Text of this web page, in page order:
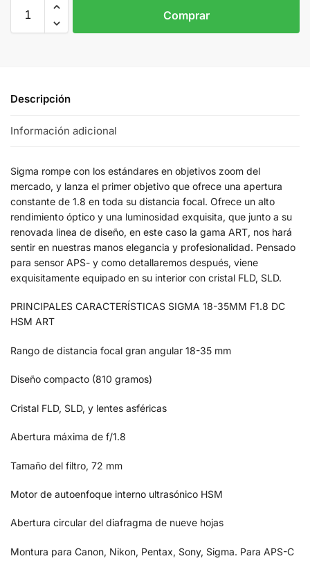
Comprar
Descripción
Información adicional
Sigma rompe con los estándares en objetivos zoom del
mercado, y lanza el primer objetivo que ofrece una apertura
constante de 1.8 en toda su distancia focal. Ofrece un alto
rendimiento óptico y una luminosidad exquisita, que junto a su
renovada linea de diseño, en este caso la gama ART, nos hará
sentir en nuestras manos elegancia y profesionalidad. Pensado
para sensor APS- y como detallaremos después, viene
exquisitamente equipado en su interior con cristal FLD, SLD.
PRINCIPALES CARACTERÍSTICAS SIGMA 18-35MM F1.8 DC
HSM ART
Rango de distancia focal gran angular 18-35 mm
Diseño compacto (810 gramos)
Cristal FLD, SLD, y lentes asféricas
Abertura máxima de f/1.8
Tamaño del filtro, 72 mm
Motor de autoenfoque interno ultrasónico HSM
Abertura circular del diafragma de nueve hojas
Montura para Canon, Nikon, Pentax, Sony, Sigma. Para APS-C